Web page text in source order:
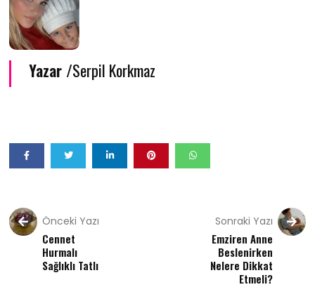
Yazar /Serpil Korkmaz
Önceki Yazı
Cennet
Hurmalı
Sağlıklı Tatlı
Sonraki Yazı
Emziren Anne
Beslenirken
Nelere Dikkat
Etmeli?